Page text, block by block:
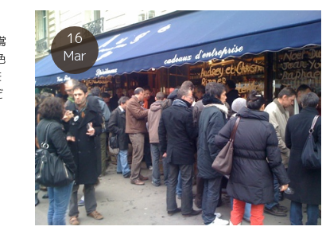
も多い。 残念なことだ。 日本ワイン NORA 今夜は、日
本のワインがブラインドででた。 勿論、はずした。最近
の日本ワインも自然で美味しくなっていることに驚かさ
れる。 日本ワインも楽しみな世界になってきた。嬉しい
かぎり。 夜中の２時を周った。 一緒に居合わせた、皆さ
んと楽しくできた。これもLA PIOCHEの魅力の一つ。 今
夜も心地よいひと時をを過ごせた。ありがとう。林さ
ん。 BON VOYAGE Laurent ! ローランは明日の朝、いや
今朝フランスに出発する。
を飲まなかったとのこと。強靭な精神力とパッションを
持ち合わせたブルノも人の子だった。 でも今日は元気に
迎えてくれた。 ブルノが出現するまで、アルザスでこん
な風味のワインができるなんて誰も知らなかった。アル
ザスの土壌をピュアーに表現する醸造家がいなかったの
でる。 アルザスにはビオ栽培の大家は多くいるのに、残
念なことに醸造では色んなものを足したり、人工酵母を
使用してしまうところが多かった。自生酵母のみで、
SO2の使用を抑えた造りをする醸造家が居なかったので
ある。つまりリスクを負う勇気と理論武装がなく、まだ
前例が少なすぎた時代だった。今は、自生酵母で発酵す
る事は自然派では当たり前のことになっている。しか
し、その裏には、途轍もない努力と注意力と対応力を必
16
Mar